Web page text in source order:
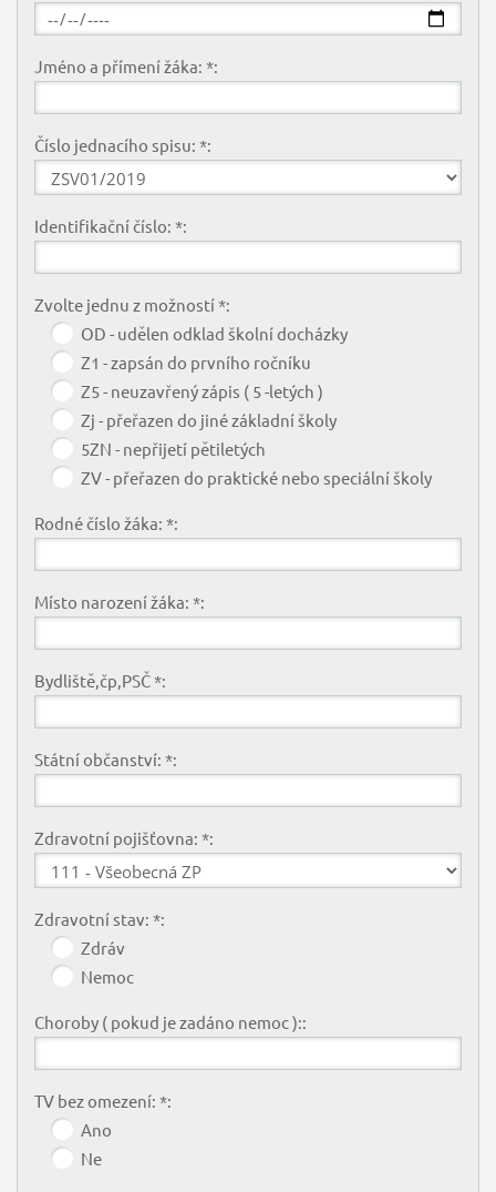
Jméno a přímení žáka: *:
Číslo jednacího spisu: *:
Identifikační číslo: *:
Zvolte jednu z možností *:
OD - udělen odklad školní docházky
Z1 - zapsán do prvního ročníku
Z5 - neuzavřený zápis ( 5 -letých )
Zj - přeřazen do jiné základní školy
5ZN - nepřijetí pětiletých
ZV - přeřazen do praktické nebo speciální školy
Rodné číslo žáka: *:
Místo narození žáka: *:
Bydliště,čp,PSČ *:
Státní občanství: *:
Zdravotní pojišťovna: *:
Zdravotní stav: *:
Zdráv
Nemoc
Choroby ( pokud je zadáno nemoc )::
TV bez omezení: *:
Ano
Ne